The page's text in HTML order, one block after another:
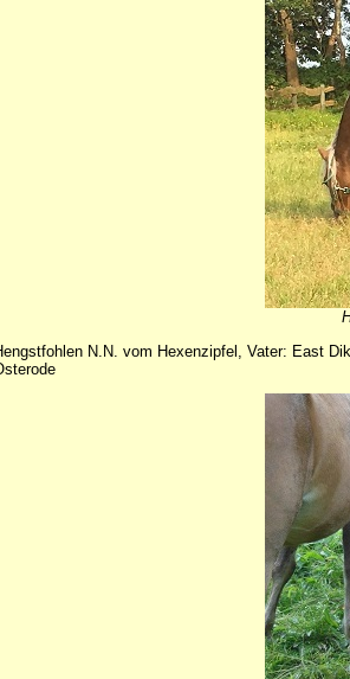
N.N. vom Hexenzipfel, Vater: East